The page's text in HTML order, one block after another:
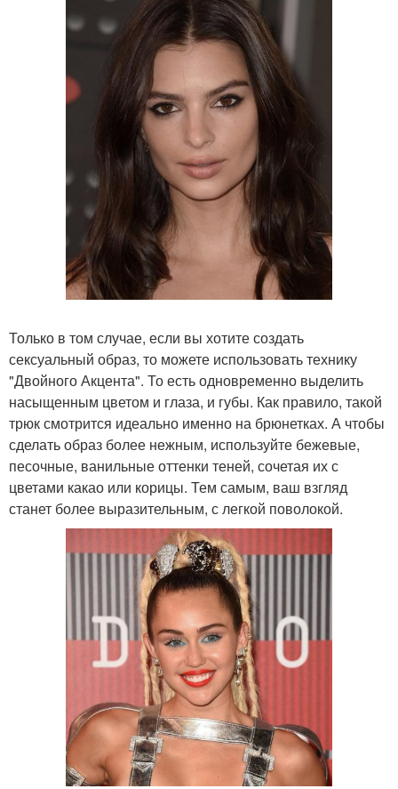
Только в том случае, если вы хотите создать
сексуальный образ, то можете использовать технику
"Двойного Акцента". То есть одновременно выделить
насыщенным цветом и глаза, и губы. Как правило, такой
трюк смотрится идеально именно на брюнетках. А чтобы
сделать образ более нежным, используйте бежевые,
песочные, ванильные оттенки теней, сочетая их с
цветами какао или корицы. Тем самым, ваш взгляд
станет более выразительным, с легкой поволокой.